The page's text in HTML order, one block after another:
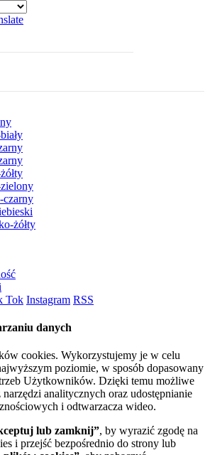
czarny
żółty
Tok Instagram RSS
danych
cookies. Wykorzystujemy je w celu
poziomie, w sposób dopasowany
Użytkowników. Dzięki temu możliwe
analitycznych oraz udostępnianie
i odtwarzacza wideo.
lub zamknij”, by wyrazić zgodę na
i przejść bezpośrednio do strony lub